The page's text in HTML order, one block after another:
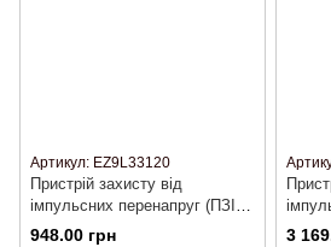
Артикул: EZ9L33120
Пристрій захисту від
імпульсних перенапруг (ПЗІП)
1Р/20кА/10кА/1,3кВ
948.00 грн
3Р+N/
3